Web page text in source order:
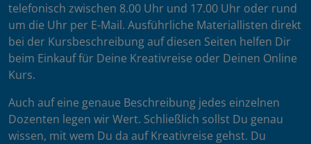
telefonisch zwischen 8.00 Uhr und 17.00 Uhr oder rund
um die Uhr per E-Mail. Ausführliche Materiallisten direkt
bei der Kursbeschreibung auf diesen Seiten helfen Dir
beim Einkauf für Deine Kreativreise oder Deinen Online
Kurs.
Auch auf eine genaue Beschreibung jedes einzelnen
Dozenten legen wir Wert. Schließlich sollst Du genau
wissen, mit wem Du da auf Kreativreise gehst. Du